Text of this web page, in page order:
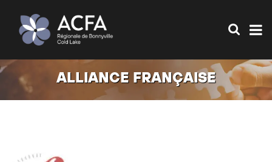
ALLIANCE FRANÇAISE